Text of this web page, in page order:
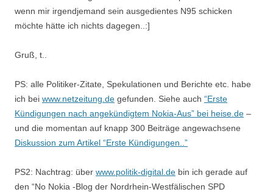
wenn mir irgendjemand sein ausgedientes N95 schicken
möchte hätte ich nichts dagegen..:]
Gruß, t..
PS: alle Politiker-Zitate, Spekulationen und Berichte etc. habe
ich bei www.netzeitung.de gefunden. Siehe auch “Erste
Kündigungen nach angekündigtem Nokia-Aus” bei heise.de –
und die momentan auf knapp 300 Beiträge angewachsene
Diskussion zum Artikel “Erste Kündigungen..”
PS2: Nachtrag: über www.politik-digital.de bin ich gerade auf
den “No Nokia -Blog der Nordrhein-Westfälischen SPD